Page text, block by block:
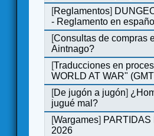
[Reglamentos]
- Reglamento en español
[Consultas de compras
Aintnago?
[Traducciones en
WORLD AT WAR"
[De jugón a jugón]
jugué mal?
[Wargames]
2026